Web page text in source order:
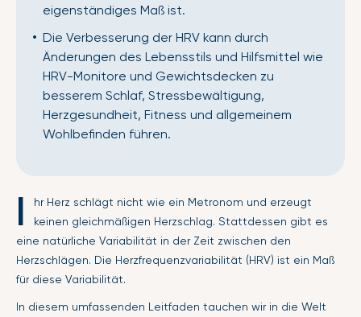
eigenständiges Maß ist.
Die Verbesserung der HRV kann durch
Änderungen des Lebensstils und Hilfsmittel wie
HRV-Monitore und Gewichtsdecken zu
besserem Schlaf, Stressbewältigung,
Herzgesundheit, Fitness und allgemeinem
Wohlbefinden führen.
I
hr Herz schlägt nicht wie ein Metronom und erzeugt
keinen gleichmäßigen Herzschlag. Stattdessen gibt es
eine natürliche Variabilität in der Zeit zwischen den
Herzschlägen. Die Herzfrequenzvariabilität (HRV) ist ein Maß
für diese Variabilität.
In diesem umfassenden Leitfaden tauchen wir in die Welt